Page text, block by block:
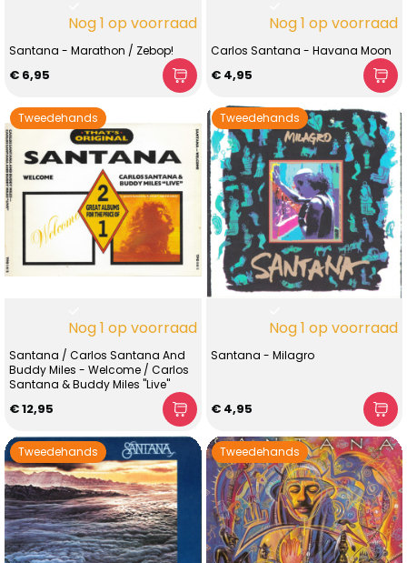
Nog 1 op voorraad
Santana - Marathon / Zebop!
€ 6,95
Nog 1 op voorraad
Carlos Santana - Havana Moon
€ 4,95
Tweedehands
Nog 1 op voorraad
Santana / Carlos Santana And
Buddy Miles - Welcome / Carlos
Santana & Buddy Miles "Live"
€ 12,95
Tweedehands
Nog 1 op voorraad
Santana - Milagro
€ 4,95
Tweedehands Tweedehands